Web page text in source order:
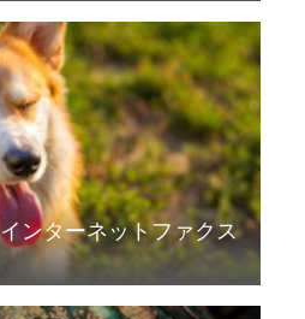
ンターネットファクス